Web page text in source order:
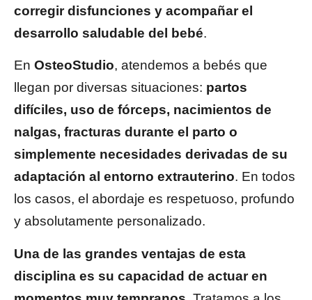
corregir disfunciones y acompañar el
desarrollo saludable del bebé.
En OsteoStudio, atendemos a bebés que
llegan por diversas situaciones: partos
difíciles, uso de fórceps, nacimientos de
nalgas, fracturas durante el parto o
simplemente necesidades derivadas de su
adaptación al entorno extrauterino. En todos
los casos, el abordaje es respetuoso, profundo
y absolutamente personalizado.
Una de las grandes ventajas de esta
disciplina es su capacidad de actuar en